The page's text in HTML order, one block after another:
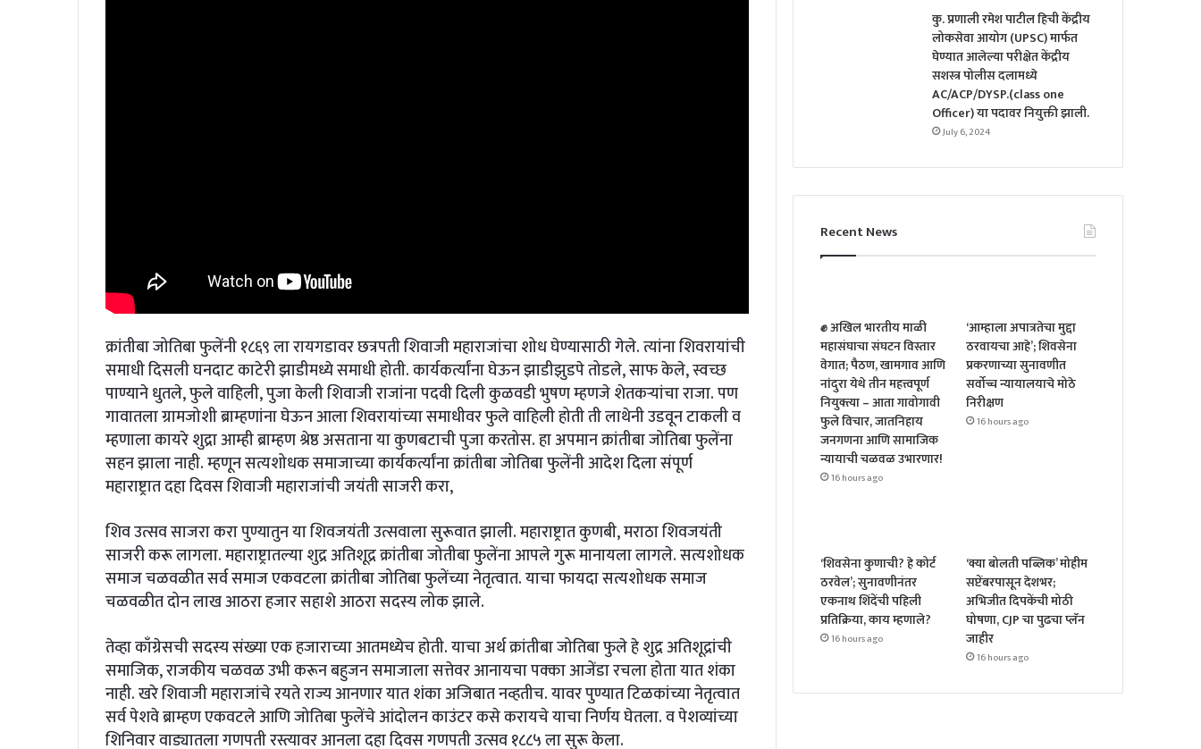
क्रांतीबा जोतिबा फुलेंनी १८६९ ला रायगडावर छत्रपती शिवाजी महाराजांचा शोध घेण्यासाठी गेले. त्यांना शिवरायांची
समाधी दिसली घनदाट काटेरी झाडीमध्ये समाधी होती. कार्यकर्त्यांना घेऊन झाडीझुडपे तोडले, साफ केले, स्वच्छ
पाण्याने धुतले, फुले वाहिली, पुजा केली शिवाजी राजांना पदवी दिली कुळवडी भुषण म्हणजे शेतकऱ्यांचा राजा. पण
गावातला ग्रामजोशी ब्राम्हणांना घेऊन आला शिवरायांच्या समाधीवर फुले वाहिली होती ती लाथेनी उडवून टाकली व
म्हणाला कायरे शुद्रा आम्ही ब्राम्हण श्रेष्ठ असताना या कुणबटाची पुजा करतोस. हा अपमान क्रांतीबा जोतिबा फुलेंना
सहन झाला नाही. म्हणून सत्यशोधक समाजाच्या कार्यकर्त्यांना क्रांतीबा जोतिबा फुलेंनी आदेश दिला संपूर्ण
महाराष्ट्रात दहा दिवस शिवाजी महाराजांची जयंती साजरी करा,
शिव उत्सव साजरा करा पुण्यातुन या शिवजयंती उत्सवाला सुरूवात झाली. महाराष्ट्रात कुणबी, मराठा शिवजयंती
साजरी करू लागला. महाराष्ट्रातल्या शुद्र अतिशूद्र क्रांतीबा जोतीबा फुलेंना आपले गुरू मानायला लागले. सत्यशोधक
समाज चळवळीत सर्व समाज एकवटला क्रांतीबा जोतिबा फुलेंच्या नेतृत्वात. याचा फायदा सत्यशोधक समाज
चळवळीत दोन लाख आठरा हजार सहाशे आठरा सदस्य लोक झाले.
तेव्हा काँग्रेसची सदस्य संख्या एक हजाराच्या आतमध्येच होती. याचा अर्थ क्रांतीबा जोतिबा फुले हे शुद्र अतिशूद्रांची
समाजिक, राजकीय चळवळ उभी करून बहुजन समाजाला सत्तेवर आनायचा पक्का आजेंडा रचला होता यात शंका
नाही. खरे शिवाजी महाराजांचे रयते राज्य आनणार यात शंका अजिबात नव्हतीच. यावर पुण्यात टिळकांच्या नेतृत्वात
सर्व पेशवे ब्राम्हण एकवटले आणि जोतिबा फुलेंचे आंदोलन काउंटर कसे करायचे याचा निर्णय घेतला. व पेशव्यांच्या
शिनिवार वाड्यातला गणपती रस्त्यावर आनला दहा दिवस गणपती उत्सव १८८५ ला सुरू केला.
कु. प्रणाली रमेश पाटील हिची केंद्रीय
लोकसेवा आयोग (UPSC) मार्फत
घेण्यात आलेल्या परीक्षेत केंद्रीय
सशस्त्र पोलीस दलामध्ये
AC/ACP/DYSP.(class one
Officer) या पदावर नियुक्ती झाली.
July 6, 2024
Recent News
✊ अखिल भारतीय माळी
महासंघाचा संघटन विस्तार
वेगात; पैठण, खामगाव आणि
नांदुरा येथे तीन महत्त्वपूर्ण
नियुक्त्या – आता गावोगावी
फुले विचार, जातनिहाय
जनगणना आणि सामाजिक
न्यायाची चळवळ उभारणार!
16 hours ago
‘आम्हाला अपात्रतेचा मुद्दा
ठरवायचा आहे’; शिवसेना
प्रकरणाच्या सुनावणीत
सर्वोच्च न्यायालयाचे मोठे
निरीक्षण
16 hours ago
‘शिवसेना कुणाची? हे कोर्ट
ठरवेल’; सुनावणीनंतर
एकनाथ शिंदेंची पहिली
प्रतिक्रिया, काय म्हणाले?
16 hours ago
‘क्या बोलती पब्लिक’ मोहीम
सप्टेंबरपासून देशभर;
अभिजीत दिपकेंची मोठी
घोषणा, CJP चा पुढचा प्लॅन
जाहीर
16 hours ago